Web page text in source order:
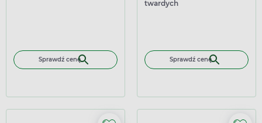
Sprawdź cenę
twardych
Sprawdź cenę